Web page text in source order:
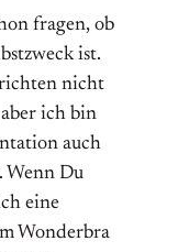
fragen, ob
ist.
nicht
ich bin
auch
Wenn Du
eine
Wonderbra